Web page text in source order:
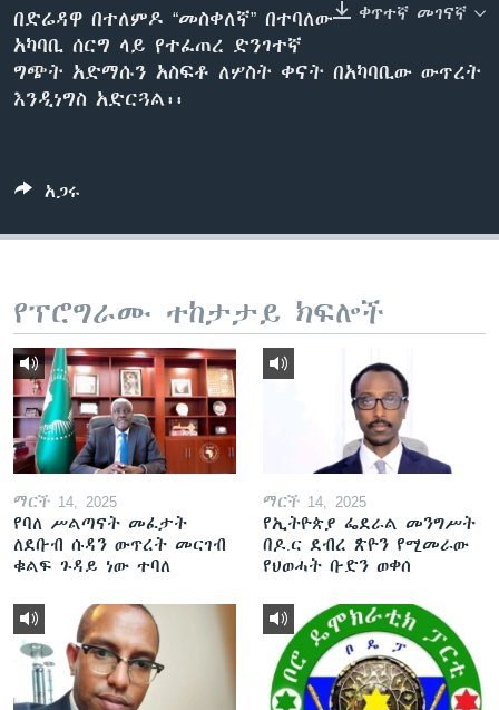
ቋንቋዎች
ቀጥተኛ መገናኛ
በድሬዳዋ በተለምዶ “መስቀለኛ” በተባለው
አካባቢ ሰርግ ላይ የተፈጠረ ድንገተኛ
ግጭት አድማሱን አስፍቶ ለሦስት ቀናት በአካባቢው ውጥረት
እንዲነግስ አድርጓል፡፡
አጋሩ
የፕሮግራሙ ተከታታይ ክፍሎች
ማርች 14, 2025
የባለ ሥልጣናት መፈታት
ለደቡብ ሱዳን ውጥረት መርገብ
ቁልፍ ጉዳይ ነው ተባለ
ማርች 14, 2025
የኢትዮጵያ ፌደራል መንግሥት
በዶ.ር ደብረ ጽዮን የሚመራው
የህወሓት ቡድን ወቀሰ